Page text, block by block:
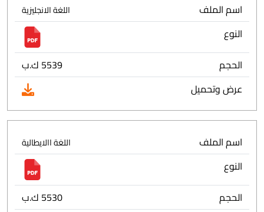
اسم الملف اللغة الانجليزية
النوع
الحجم
5539 ك.ب
عرض وتحميل
اسم الملف اللغة االايطالية
النوع
الحجم
5530 ك.ب